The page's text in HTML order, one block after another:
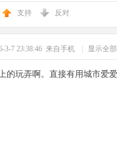
支持 反对
3-7 23:38:46 来自手机 显示全
的玩弄啊。直接有用城市爱